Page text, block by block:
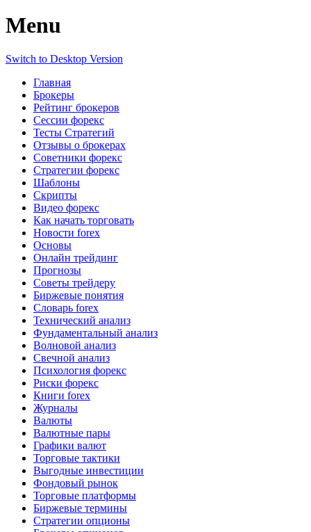
Menu
Switch to Desktop Version
Главная
Брокеры
Рейтинг брокеров
Сессии форекс
Тесты Стратегий
Отзывы о брокерах
Советники форекс
Стратегии форекс
Шаблоны
Скрипты
Видео форекс
Как начать торговать
Новости forex
Основы
Онлайн трейдинг
Прогнозы
Советы трейдеру
Биржевые понятия
Словарь forex
Технический анализ
Фундаментальный анализ
Волновой анализ
Свечной анализ
Психология форекс
Риски форекс
Книги forex
Журналы
Валюты
Валютные пары
Графики валют
Торговые тактики
Выгодные инвестиции
Фондовый рынок
Торговые платформы
Биржевые термины
Стратегии опционы